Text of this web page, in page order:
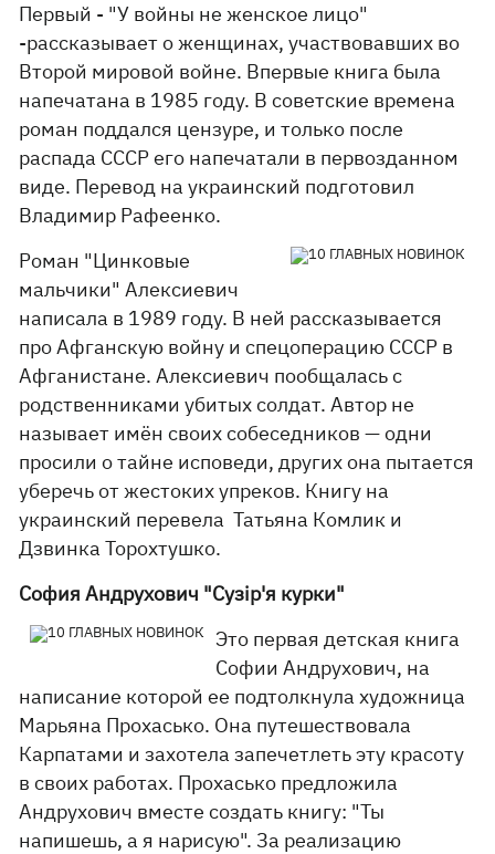
Первый - "У войны не женское лицо"
-рассказывает о женщинах, участвовавших во
Второй мировой войне. Впервые книга была
напечатана в 1985 году. В советские времена
роман поддался цензуре, и только после
распада СССР его напечатали в первозданном
виде. Перевод на украинский подготовил
Владимир Рафеенко.
Роман "Цинковые
мальчики" Алексиевич
написала в 1989 году. В ней рассказывается
про Афганскую войну и спецоперацию СССР в
Афганистане. Алексиевич пообщалась с
родственниками убитых солдат. Автор не
называет имён своих собеседников — одни
просили о тайне исповеди, других она пытается
уберечь от жестоких упреков. Книгу на
украинский перевела Татьяна Комлик и
Дзвинка Торохтушко.
София Андрухович "Сузір'я курки"
Это первая детская книга
Софии Андрухович, на
написание которой ее подтолкнула художница
Марьяна Прохасько. Она путешествовала
Карпатами и захотела запечетлеть эту красоту
в своих работах. Прохасько предложила
Андрухович вместе создать книгу: "Ты
напишешь, а я нарисую". За реализацию